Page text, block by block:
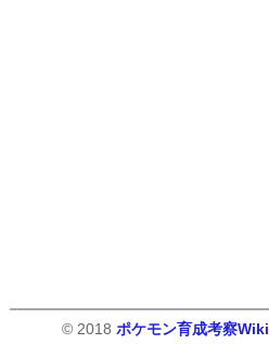
© 2018 ポケモン育成考察Wiki